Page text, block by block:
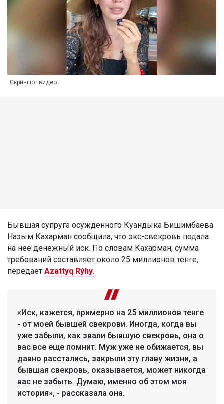
Скриншот видео
Бывшая супруга осужденного Куандыка Бишимбаева
Назым Кахарман сообщила, что экс-свекровь подала
на нее денежный иск. По словам Кахарман, сумма
требований составляет около 25 миллионов тенге,
передает Azattyq Rýhy.
«Иск, кажется, примерно на 25 миллионов тенге
- от моей бывшей свекрови. Иногда, когда вы
уже забыли, как звали бывшую свекровь, она о
вас все еще помнит. Муж уже не обижается, вы
давно расстались, закрыли эту главу жизни, а
бывшая свекровь, оказывается, может никогда
вас не забыть. Думаю, именно об этом моя
история», - рассказала она.